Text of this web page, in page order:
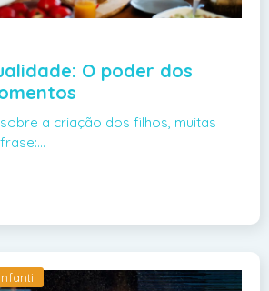
O poder dos
a criação dos filhos, muitas